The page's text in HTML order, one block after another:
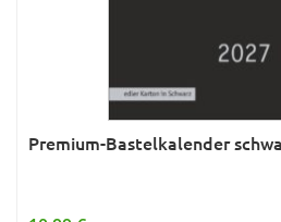
Premium-Bastelkalender